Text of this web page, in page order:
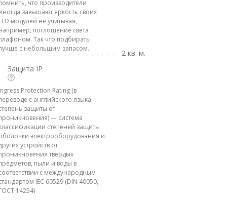
что производители
завышают яркость своих
модулей не учитывая,
поглощение света
Так что подбирать
с небольшим запасом.
2 кв. м.
Защита IP
Protection Rating (в
с английского языка —
защиты от
— система
степеней защиты
электрооборудования и
устройств от
твёрдых
пыли и воды в
с международным
IEC 60529 (DIN 40050,
14254)